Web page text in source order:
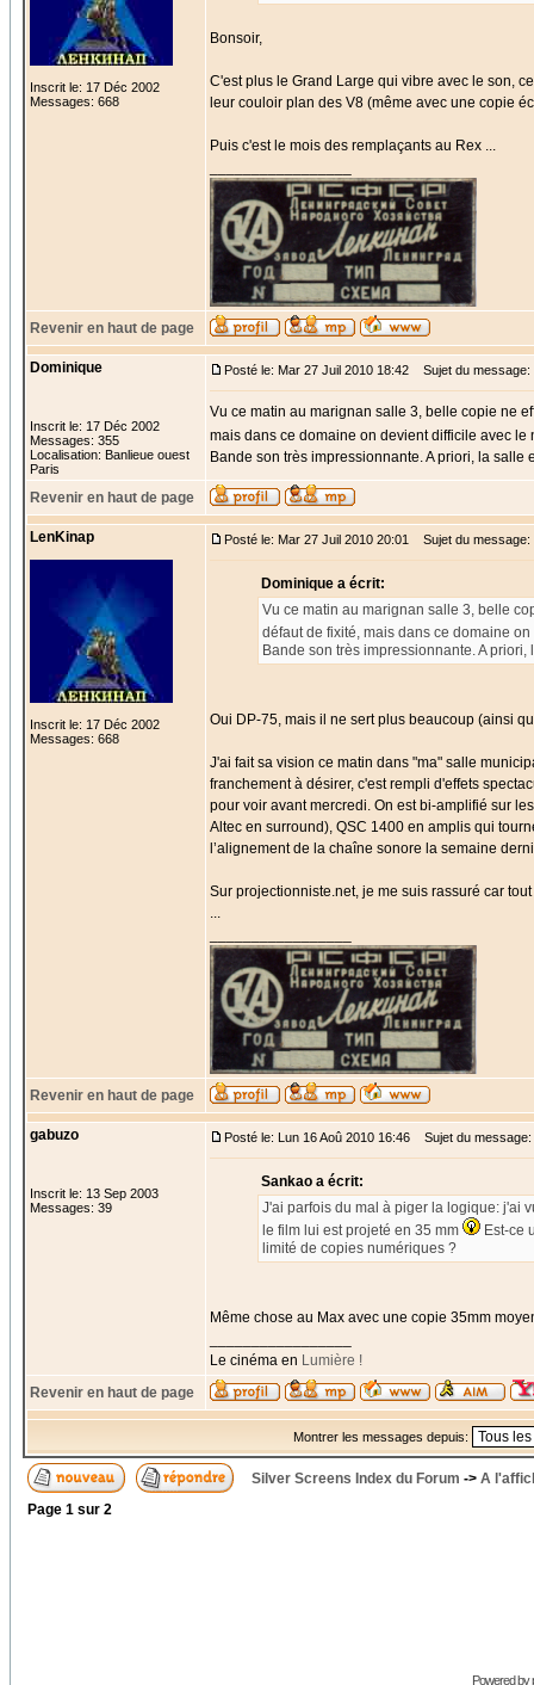
Inscrit le: 17 Déc 2002
Messages: 668
Bonsoir,
C'est plus le Grand Large qui vibre avec le son,
leur couloir plan des V8 (même avec une copie
Puis c'est le mois des remplaçants au Rex ...
Revenir en haut de page
Dominique
Inscrit le: 17 Déc 2002
Messages: 355
Localisation: Banlieue ouest
Paris
Posté le: Mar 27 Juil 2010 18:42 Sujet du message:
Vu ce matin au marignan salle 3, belle copie ne
mais dans ce domaine on devient difficile avec
Bande son très impressionnante. A priori, la
Revenir en haut de page
LenKinap
Inscrit le: 17 Déc 2002
Messages: 668
Posté le: Mar 27 Juil 2010 20:01 Sujet du message:
Dominique a écrit:
Vu ce matin au marignan salle 3, belle
défaut de fixité, mais dans ce domaine
Bande son très impressionnante. A
Oui DP-75, mais il ne sert plus beaucoup (ainsi
J'ai fait sa vision ce matin dans "ma" salle
franchement à désirer, c'est rempli d'effets
pour voir avant mercredi. On est bi-amplifié sur
Altec en surround), QSC 1400 en amplis qui
l’alignement de la chaîne sonore la semaine
Sur projectionniste.net, je me suis rassuré car
...
Revenir en haut de page
gabuzo
Inscrit le: 13 Sep 2003
Messages: 39
Posté le: Lun 16 Aoû 2010 16:46 Sujet du message:
Sankao a écrit:
J'ai parfois du mal à piger la logique: j'ai
le film lui est projeté en 35 mm
Est-ce
limité de copies numériques ?
Même chose au Max avec une copie 35mm
Le cinéma en Lumière !
Revenir en haut de page
Montrer les messages depuis:
Silver Screens Index du Forum -> A
Page 1 sur 2
Powered by